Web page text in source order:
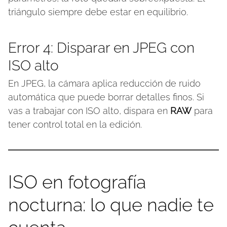
triángulo siempre debe estar en equilibrio.
Error 4: Disparar en JPEG con
ISO alto
En JPEG, la cámara aplica reducción de ruido
automática que puede borrar detalles finos. Si
vas a trabajar con ISO alto, dispara en RAWpara
tener control total en la edición.
ISO en fotografía
nocturna: lo que nadie te